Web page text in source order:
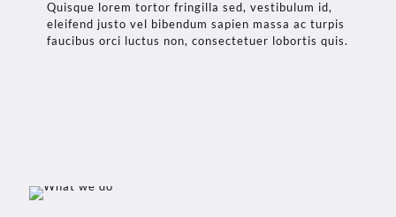
Quisque lorem tortor fringilla sed, vestibulum id,
eleifend justo vel bibendum sapien massa ac turpis
faucibus orci luctus non, consectetuer lobortis quis.